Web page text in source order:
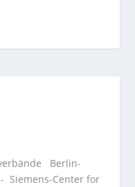
Berlin-
Siemens-Center for